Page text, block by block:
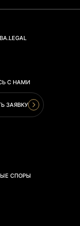
С НАМИ
ЗАЯВКУ
СПОРЫ